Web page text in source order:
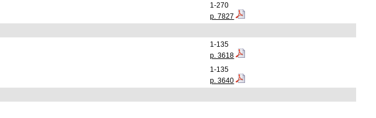
1-270
p. 7827
1-135
p. 3618
1-135
p. 3640